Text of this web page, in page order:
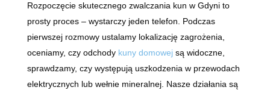
Rozpoczęcie skutecznego zwalczania kun w Gdyni to
prosty proces – wystarczy jeden telefon. Podczas
pierwszej rozmowy ustalamy lokalizację zagrożenia,
oceniamy, czy odchody kuny domowejsą widoczne,
sprawdzamy, czy występują uszkodzenia w przewodach
elektrycznych lub wełnie mineralnej. Nasze działania są